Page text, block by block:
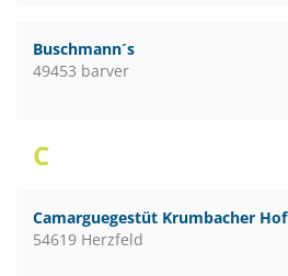
Buschmann´s
49453 barver
C
Camarguegestüt Krumbacher Hof
54619 Herzfeld